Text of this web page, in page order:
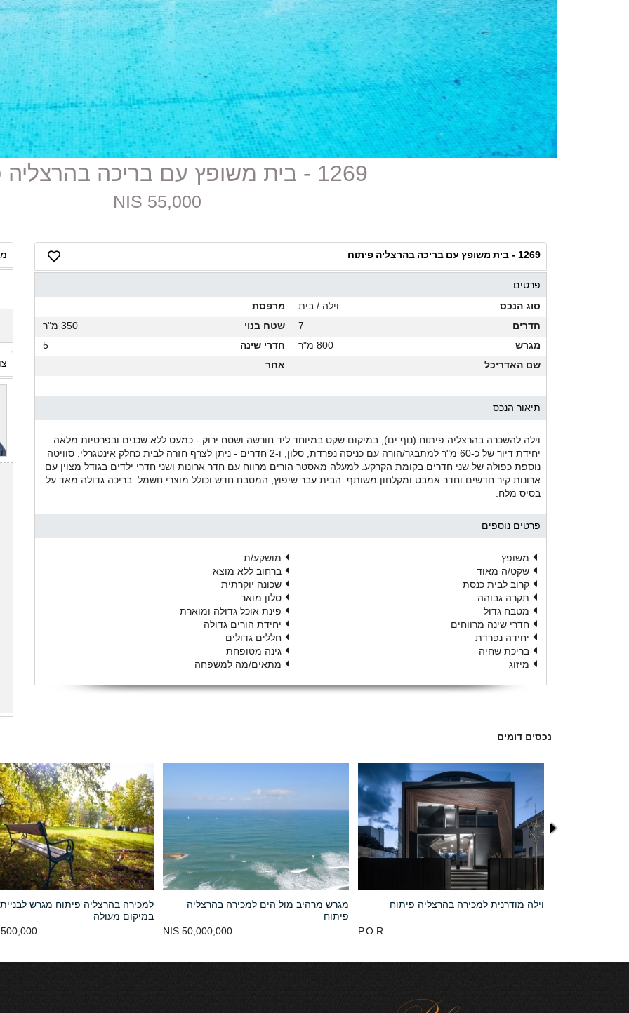
1269 - בית משופץ עם בריכה בהרצליה פיתוח
55,000 NIS
1269 - בית משופץ עם בריכה בהרצליה פיתוח
פרטים
סוג הנכס
וילה / בית
מרפסת
חדרים
7 שטח בנוי
350 מ"ר
מגרש
800 מ"ר חדרי שינה
5
שם האדריכל
אחר
תיאור הנכס
וילה להשכרה בהרצליה פיתוח (נוף ים), במיקום שקט במיוחד ליד חורשה ושטח ירוק - כמעט ללא שכנים ובפרטיות מלאה.
יחידת דיור של כ-60 מ"ר למתבגר/הורה עם כניסה נפרדת, סלון, ו-2 חדרים - ניתן לצרף חזרה לבית כחלק אינטגרלי. סוויטה
נוספת כפולה של שני חדרים בקומת הקרקע. למעלה מאסטר הורים מרווח עם חדר ארונות ושני חדרי ילדים בגודל מצוין עם
ארונות קיר חדשים וחדר אמבט ומקלחון משותף. הבית עבר שיפוץ, המטבח חדש וכולל מוצרי חשמל. בריכה גדולה מאד על
בסיס מלח.
פרטים נוספים
משופץ
מושקע/ת
שקט/ה מאוד
ברחוב ללא מוצא
קרוב לבית כנסת
שכונה יוקרתית
תקרה גבוהה
סלון מואר
מטבח גדול
פינת אוכל גדולה ומוארת
חדרי שינה מרווחים
יחידת הורים גדולה
יחידה נפרדת
חללים גדולים
בריכת שחיה
גינה מטופחת
מיזוג
מתאים/מה למשפחה
נכסים דומים
למכירה בהרצליה פיתוח מגרש לבניית
במיקום מעולה
NIS
מגרש מרהיב מול הים למכירה בהרצליה
פיתוח
50,000,000 NIS
וילה מודרנית למכירה בהרצליה פיתוח
P.O.R